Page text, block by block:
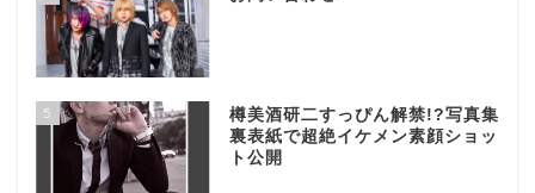
5
樽美酒研二すっぴん解禁!?写真集
裏表紙で超絶イケメン素顔ショッ
ト公開